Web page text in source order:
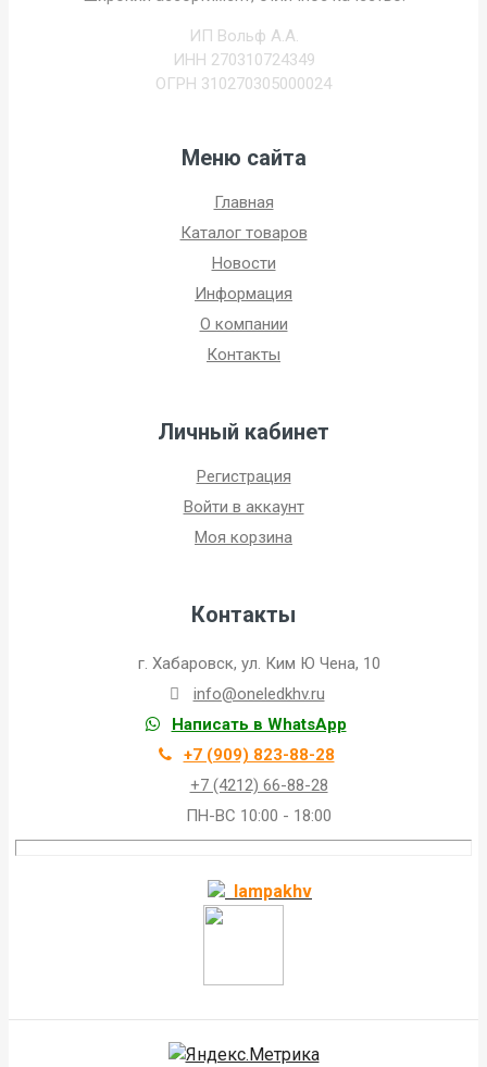
ИП Вольф А.А.
ИНН 270310724349
ОГРН 310270305000024
Меню сайта
Главная
Каталог товаров
Новости
Информация
О компании
Контакты
Личный кабинет
Регистрация
Войти в аккаунт
Моя корзина
Контакты
г. Хабаровск, ул. Ким Ю Чена, 10
info@oneledkhv.ru
Написать в WhatsApp
+7 (909) 823-88-28
+7 (4212) 66-88-28
ПН-ВС 10:00 - 18:00
lampakhv